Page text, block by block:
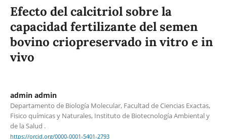
Efecto del calcitriol sobre la
capacidad fertilizante del semen
bovino criopreservado in vitro e in
vivo
admin admin
Departamento de Biología Molecular, Facultad de Ciencias Exactas,
Fisico químicas y Naturales, Instituto de Biotecnología Ambiental y
de la Salud .
https://orcid.org/0000-0001-5401-2793